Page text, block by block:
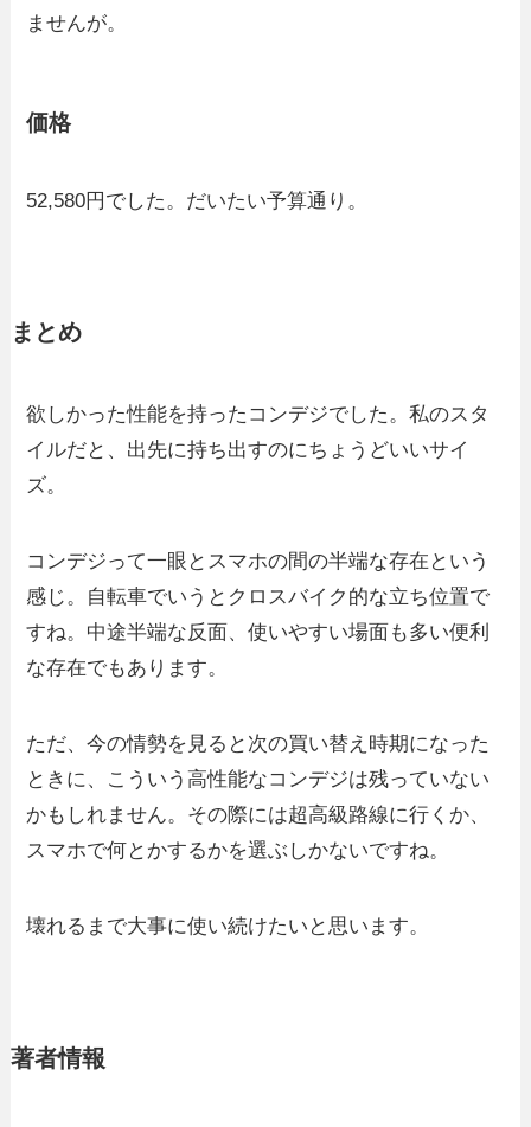
ませんが。
価格
52,580円でした。だいたい予算通り。
まとめ
欲しかった性能を持ったコンデジでした。私のスタ
イルだと、出先に持ち出すのにちょうどいいサイ
ズ。
コンデジって一眼とスマホの間の半端な存在という
感じ。自転車でいうとクロスバイク的な立ち位置で
すね。中途半端な反面、使いやすい場面も多い便利
な存在でもあります。
ただ、今の情勢を見ると次の買い替え時期になった
ときに、こういう高性能なコンデジは残っていない
かもしれません。その際には超高級路線に行くか、
スマホで何とかするかを選ぶしかないですね。
壊れるまで大事に使い続けたいと思います。
著者情報